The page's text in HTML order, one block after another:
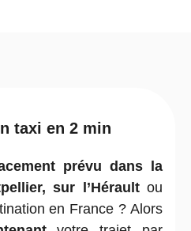
taxi en 2 min
prévu dans la
sur l’Héraultou
en France ? Alors